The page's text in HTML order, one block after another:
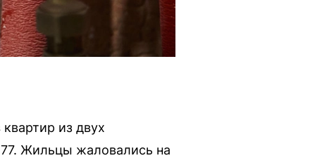
из двух
Жильцы жаловались на